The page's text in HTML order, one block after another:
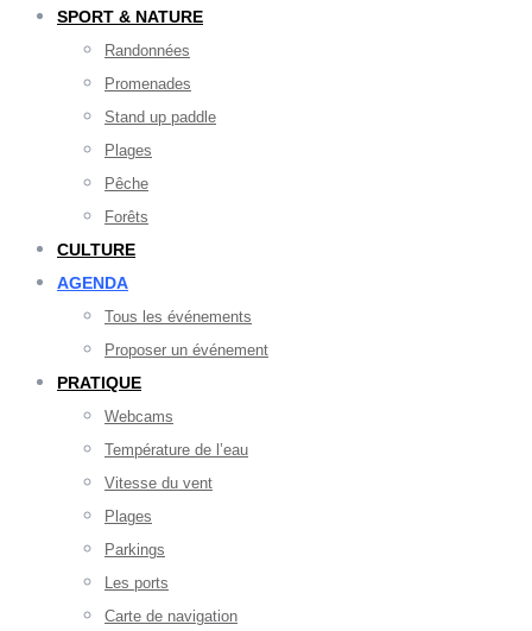
SPORT & NATURE
Randonnées
Promenades
Stand up paddle
Plages
Pêche
Forêts
CULTURE
AGENDA
Tous les événements
Proposer un événement
PRATIQUE
Webcams
Température de l’eau
Vitesse du vent
Plages
Parkings
Les ports
Carte de navigation